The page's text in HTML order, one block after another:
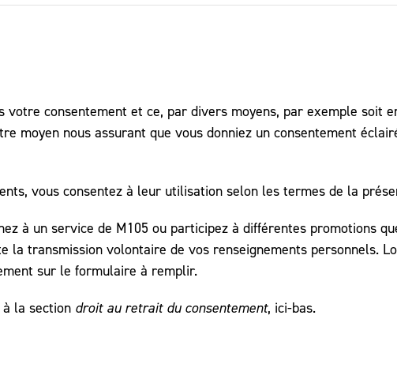
votre consentement et ce, par divers moyens, par exemple soit
moyen nous assurant que vous donniez un consentement
vous consentez à leur utilisation selon les termes de la
à un service de M105 ou participez à différentes promotions
transmission volontaire de vos renseignements personnels.
sur le formulaire à remplir.
la section droit au retrait du consentement, ici-bas.